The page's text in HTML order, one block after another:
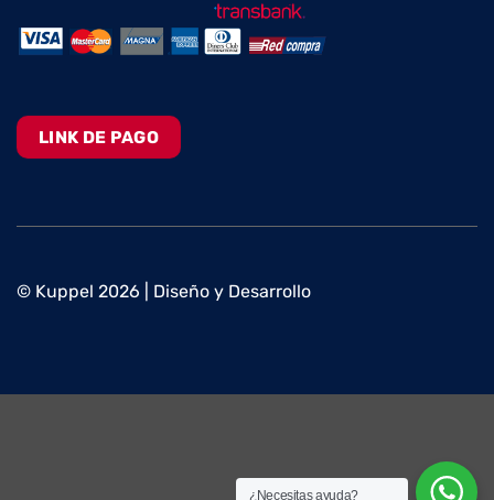
LINK DE PAGO
© Kuppel 2026 | Diseño y Desarrollo
¿Necesitas ayuda?